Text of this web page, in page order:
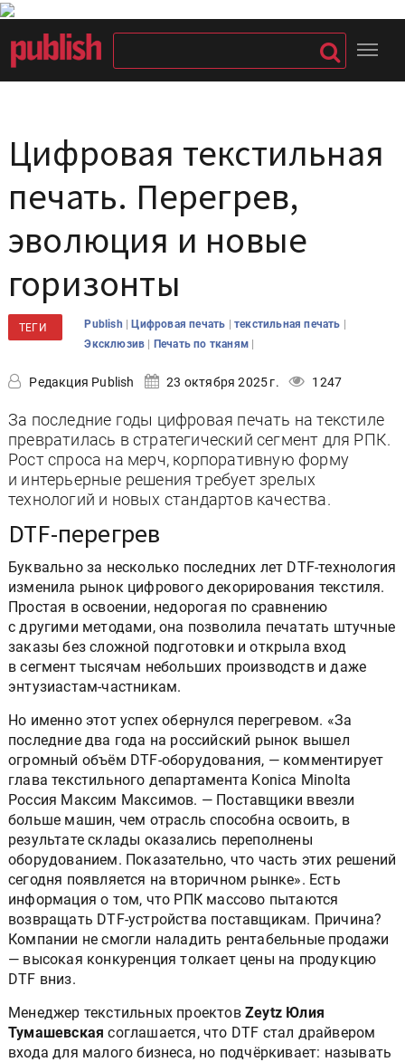
Цифровая текстильная
печать. Перегрев,
эволюция и новые
горизонты
ТЕГИ Publish |Цифровая печать |текстильная печать |
Эксклюзив | Печать по тканям |
Редакция Publish 23 октября 2025 г. 1247
За последние годы цифровая печать на текстиле
превратилась в стратегический сегмент для РПК.
Рост спроса на мерч, корпоративную форму
и интерьерные решения требует зрелых
технологий и новых стандартов качества.
DTF-перегрев
Буквально за несколько последних лет DTF-технология
изменила рынок цифрового декорирования текстиля.
Простая в освоении, недорогая по сравнению
с другими методами, она позволила печатать штучные
заказы без сложной подготовки и открыла вход
в сегмент тысячам небольших производств и даже
энтузиастам-частникам.
Но именно этот успех обернулся перегревом. «За
последние два года на российский рынок вышел
огромный объём DTF-оборудования, — комментирует
глава текстильного департамента Konica Minolta
Россия Максим Максимов. — Поставщики ввезли
больше машин, чем отрасль способна освоить, в
результате склады оказались переполнены
оборудованием. Показательно, что часть этих решений
сегодня появляется на вторичном рынке». Есть
информация о том, что РПК массово пытаются
возвращать DTF-устройства поставщикам. Причина?
Компании не смогли наладить рентабельные продажи
— высокая конкуренция толкает цены на продукцию
DTF вниз.
Менеджер текстильных проектов Zeytz Юлия
Тумашевская соглашается, что DTF стал драйвером
входа для малого бизнеса, но подчёркивает: называть